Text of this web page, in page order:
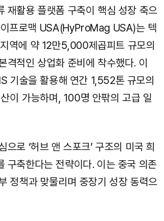
재활용 플랫폼 구축이 핵심 성장 축으
프로맥 USA(HyProMag USA)는 텍
역에 약 12만5,000제곱피트 규모의
격적인 상업화 준비에 착수했다. 이
기술을 활용해 연간 1,552톤 규모의
이 가능하며, 100명 안팎의 고급 일
으로 ‘허브 앤 스포크’ 구조의 미국 희
구축한다는 전략이다. 이는 중국 의존
정책과 맞물리며 중장기 성장 동력으